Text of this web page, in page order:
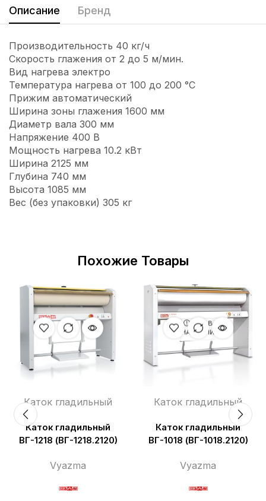
Описание Бренд
Производительность 40 кг/ч
Скорость глажения от 2 до 5 м/мин.
Вид нагрева электро
Температура нагрева от 100 до 200 °С
Прижим автоматический
Ширина зоны глажения 1600 мм
Диаметр вала 300 мм
Напряжение 400 В
Мощность нагрева 10.2 кВт
Ширина 2125 мм
Глубина 740 мм
Высота 1085 мм
Вес (без упаковки) 305 кг
Похожие Товары
Каток гладильный
Каток гладильный
ВГ-1218 (ВГ-1218.2120)
Vyazma
НЕТ В
НАЛИЧИИ
Каток гладильный
Каток гладильный
ВГ-1018 (ВГ-1018.2120)
Vyazma